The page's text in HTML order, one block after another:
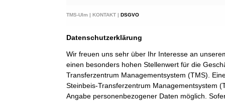
TMS-Ulm | KONTAKT | DSGVO
Datenschutzerklärung
Wir freuen uns sehr über Ihr Interesse an
einen besonders hohen Stellenwert für die
Transferzentrum Managementsystem (TMS).
Steinbeis-Transferzentrum Managementsystem
Angabe personenbezogener Daten möglich.